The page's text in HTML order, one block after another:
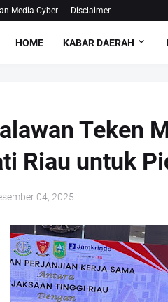
Media Cyber Disclaimer
HOME KABAR DAERAH
Teken
Riau untuk
04, 2025